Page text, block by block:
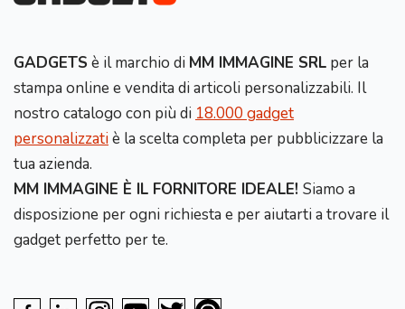
GADGETS è il marchio di MM IMMAGINE SRL per la
stampa online e vendita di articoli personalizzabili. Il
nostro catalogo con più di 18.000 gadget
personalizzatiè la scelta completa per pubblicizzare la
tua azienda.
MM IMMAGINE È IL FORNITORE IDEALE! Siamo a
disposizione per ogni richiesta e per aiutarti a trovare il
gadget perfetto per te.